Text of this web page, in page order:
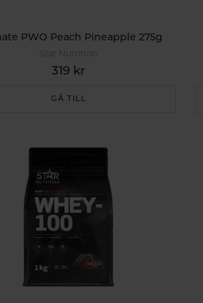
PWO Peach Pineapple 275g
Star Nutrition
319 kr
GÅ TILL